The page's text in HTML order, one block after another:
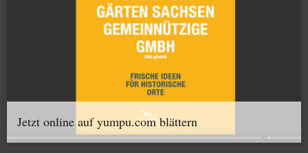
Jetzt online auf yumpu.com blättern